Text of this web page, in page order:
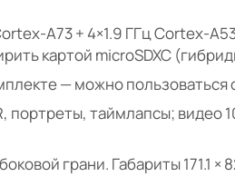
A73 + 4×1.9 ГГц Cortex-
картой microSDXC
— можно пользоваться
таймлапсы; видео
грани. Габариты 171.1 ×